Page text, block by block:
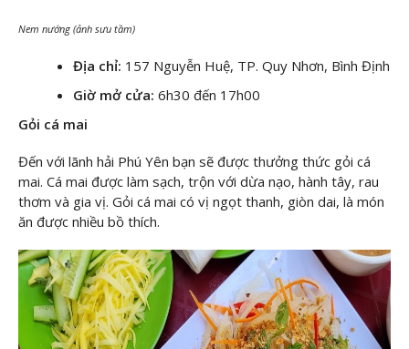
Nem nướng (ảnh sưu tầm)
Địa chỉ: 157 Nguyễn Huệ, TP. Quy Nhơn, Bình Định
Giờ mở cửa: 6h30 đến 17h00
Gỏi cá mai
Đến với lãnh hải Phú Yên bạn sẽ được thưởng thức gỏi cá
mai. Cá mai được làm sạch, trộn với dừa nạo, hành tây, rau
thơm và gia vị. Gỏi cá mai có vị ngọt thanh, giòn dai, là món
ăn được nhiều bồ thích.